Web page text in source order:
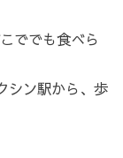
でも食べら
ン駅から、歩